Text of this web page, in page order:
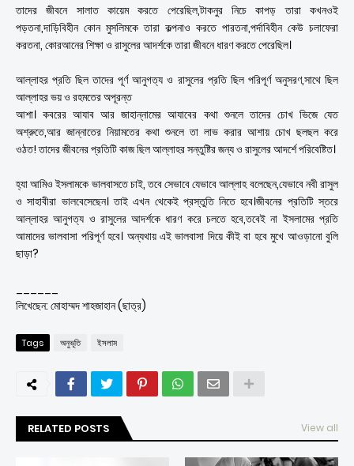
তাদের জীবনে সালাত কায়েম করতে পেরেছিল,টাকনুর নিচে কাপড় তারা কখনওই
পড়তনা,দাড়িবিহীন কোন মুসলিমকে তারা কল্পনাও করতে পারতনা,পর্দাবিহীন কেউ চলাফেরা
করতনা, কোরআনের শিক্ষা ও রাসুলের আদর্শকে তারা জীবনে ধারণ করতে পেরেছিল।
আল্লাহর প্রতি ছিল তাদের পূর্ণ আনুগত্য ও রাসুলের প্রতি ছিল পরিপূর্ণ অনুসরণ,সাথে ছিল
আল্লাহর ভয় ও রহমতের অপূরন্ত
আশা। কবরের আযাব আর জাহান্নামের আযাবের কথা শুনলে তাদের চোখ ভিজে যেত
অশ্রুতে,আর জান্নাতের নিয়ামতের কথা শুনলে তা লাভ করার আশায় চোখ ছলছল করে
ওঠত! তাদের জীবনের প্রতিটি কাজ ছিল আল্লাহর সন্তুষ্টির জন্য ও রাসুলের আদর্শে পরিবেষ্টিত।
হ্যা আমিও ইসলামকে ভালবাসতে চাই, তবে সেভাবে যেভাবে আল্লাহ বলেছেন,যেভাবে নবী রাসুল
ও সাহাবীরা ভালবেসেছেন। তাই এখন থেকেই প্রস্তুতি নিতে হবে।জীবনের প্রতিটি স্তরে
আল্লাহর আনুগত্য ও রাসুলের আদর্শকে ধারণ করে চলতে হবে,তবেই না ইসলামের প্রতি
আমাদের ভালবাসা পরিপূর্ণ হবে। অন্যথায় এই ভালবাসা দিয়ে কীই বা হবে মুখে আওড়ানো বুলি
ছাড়া?
লিখেছেন: মোহাম্মদ শাহজাহান (ছাত্র)
Tags অনুভূতি ইসলাম
RELATED POSTS View all